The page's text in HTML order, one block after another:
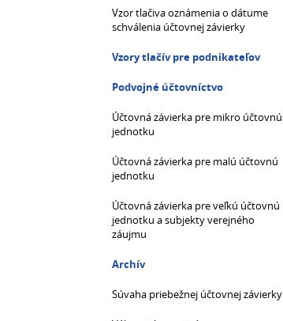
Vzor tlačiva oznámenia o dátume
schválenia účtovnej závierky
Vzory tlačív pre podnikateľov
Podvojné účtovníctvo
Účtovná závierka pre mikro účtovnú
jednotku
Účtovná závierka pre malú účtovnú
jednotku
Účtovná závierka pre veľkú účtovnú
jednotku a subjekty verejného
záujmu
Archív
Súvaha priebežnej účtovnej závierky